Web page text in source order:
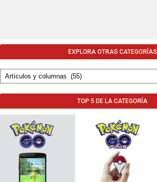
EXPLORA OTRAS CATEGORÍAS
TOP 5 DE LA CATEGORÍA